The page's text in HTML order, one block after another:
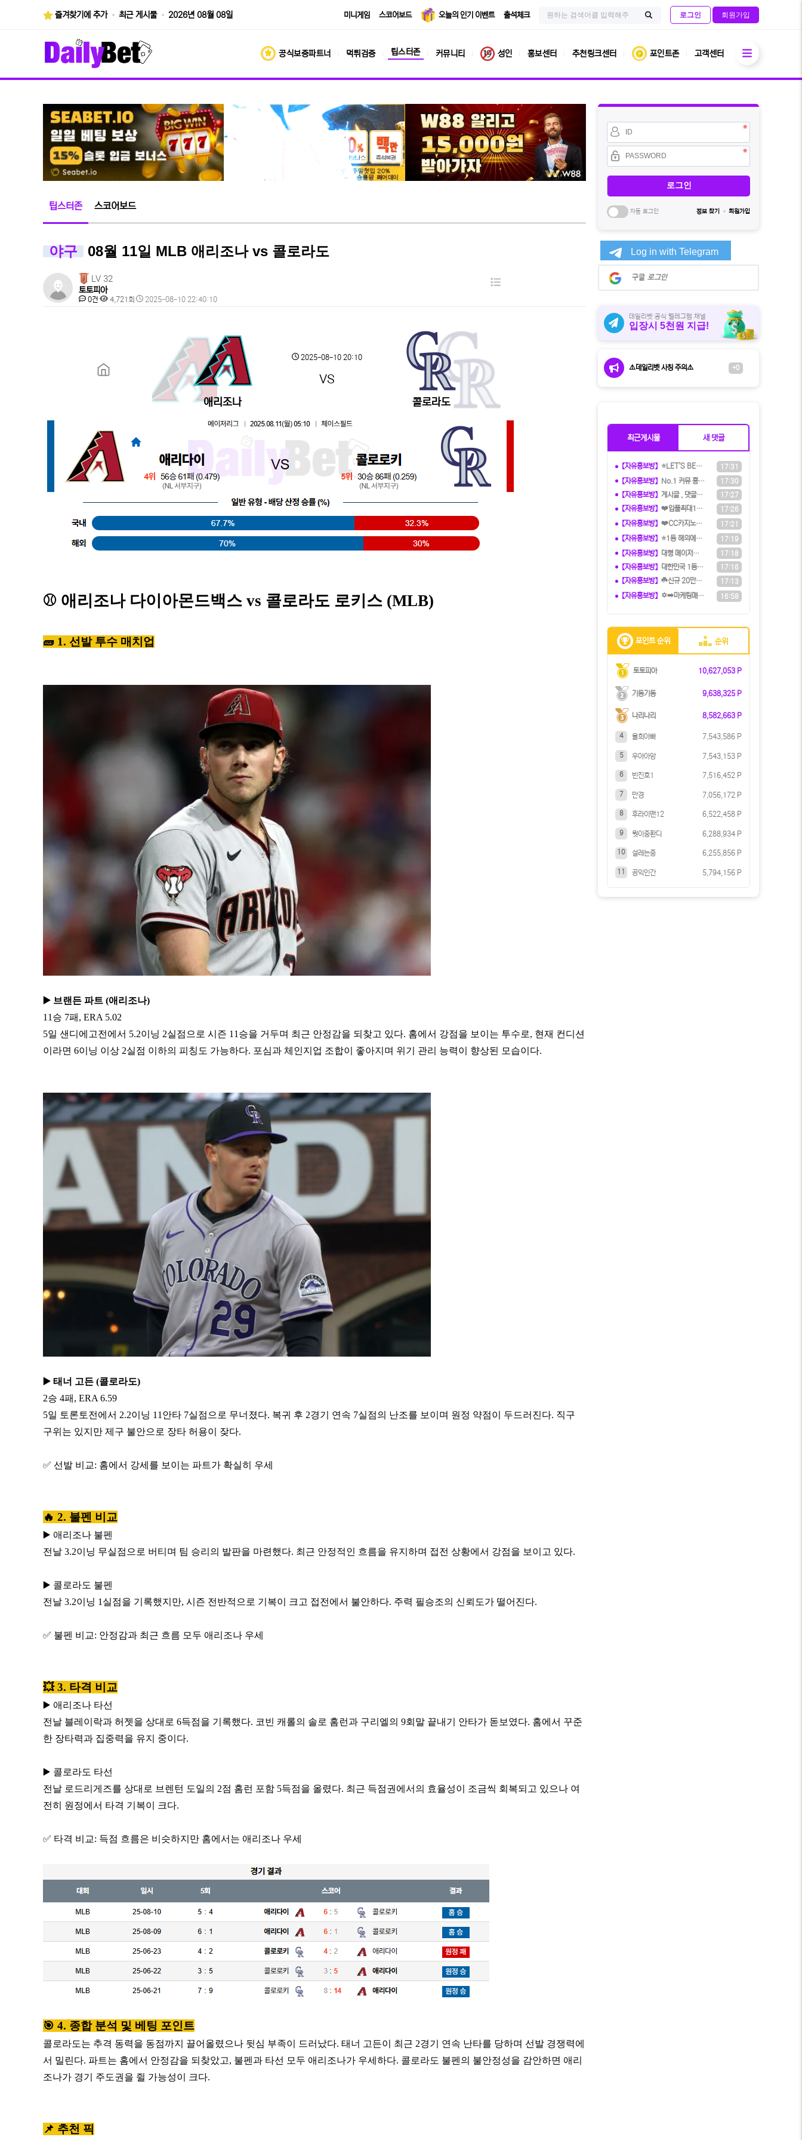
즐겨찾기에 추가 최근 게시물 2026년 08월 08일 미니게임 스코어보드 오늘의 인기 이벤트 출석체크
체
검
로그인 회원가입
공식보증파트너 먹튀검증 팁스터존 커뮤니티 성인 홍보센터 추천링크센터 포인트존 고객센터
회
원
아
이
디
필
비
밀
번
필
자동 로그인 정보 찾기 회원가입
셜
로
그
구글 로그인
데일리벳 공식 텔레그램 채널
입장시 5천원 지급!
⚠️데일리벳 사칭 주의⚠️ +0
최근게시물 새 댓글
【자유홍보방】 ⭐️LET'S BET 렛츠벳 - 테더 17:31
【자유홍보방】 ️️No.1 커뮤 홍보대행 프️로그램 17:30
【자유홍보방】 ️️게시글 , 댓글만 달아도 현금화가 17:27
【자유홍보방】 ❤️️입플최대100%❤️✨억대보증 C 17:26
【자유홍보방】 ❤️CC️카지노+주실장❤️이벤트 및 17:21
【자유홍보방】 ⭐️1등 해외에이전시⭐️『유로247』 17:19
【자유홍보방】 ️️대형 메이저계열사에서 TM직원 모 17:18
【자유홍보방】 ️대한민국️ 1등 토토 카지노 솔루션 17:16
【자유홍보방】 ☘️️신규 20만원 당첨쿠폰 수령하세 17:13
【자유홍보방】 ✡️➡️마케팅매니아⬅️✡️ 커뮤니티 16:58
포인트 순위 순위
토토피아 10,627,053 P
기동기동 9,638,325 P
나리나리 8,582,663 P
4 율희아빠 7,543,586 P
5 우아아앙 7,543,153 P
6 빈진호1 7,516,452 P
7 만경 7,056,172 P
8 후라이맨12 6,522,458 P
9 뭣이중환디 6,288,934 P
10 설레는중 6,255,856 P
11 공익인간 5,794,156 P
팁스터존 스코어보드
야구 08월 11일 MLB 애리조나 vs 콜로라도
페
이
지
LV 32
토토피아
댓
글
0건 조
회
4,721회 작
성
2025-08-10 22:40:10
애리조나
2025-08-10 20:10
VS
콜로라도
⚾️ 애리조나 다이아몬드백스 vs 콜로라도 로키스 (MLB)
🧱 1. 선발 투수 매치업
▶️ 브랜든 파트 (애리조나)
11승 7패, ERA 5.02
5일 샌디에고전에서 5.2이닝 2실점으로 시즌 11승을 거두며 최근 안정감을 되찾고 있다. 홈에서 강점을 보이는 투수로, 현재 컨디션
이라면 6이닝 이상 2실점 이하의 피칭도 가능하다. 포심과 체인지업 조합이 좋아지며 위기 관리 능력이 향상된 모습이다.
▶️ 태너 고든 (콜로라도)
2승 4패, ERA 6.59
5일 토론토전에서 2.2이닝 11안타 7실점으로 무너졌다. 복귀 후 2경기 연속 7실점의 난조를 보이며 원정 약점이 두드러진다. 직구
구위는 있지만 제구 불안으로 장타 허용이 잦다.
✅ 선발 비교: 홈에서 강세를 보이는 파트가 확실히 우세
🔥 2. 불펜 비교
▶️ 애리조나 불펜
전날 3.2이닝 무실점으로 버티며 팀 승리의 발판을 마련했다. 최근 안정적인 흐름을 유지하며 접전 상황에서 강점을 보이고 있다.
▶️ 콜로라도 불펜
전날 3.2이닝 1실점을 기록했지만, 시즌 전반적으로 기복이 크고 접전에서 불안하다. 주력 필승조의 신뢰도가 떨어진다.
✅ 불펜 비교: 안정감과 최근 흐름 모두 애리조나 우세
💥 3. 타격 비교
▶️ 애리조나 타선
전날 블레이락과 허젯을 상대로 6득점을 기록했다. 코빈 캐롤의 솔로 홈런과 구리엘의 9회말 끝내기 안타가 돋보였다. 홈에서 꾸준
한 장타력과 집중력을 유지 중이다.
▶️ 콜로라도 타선
전날 로드리게즈를 상대로 브렌턴 도일의 2점 홈런 포함 5득점을 올렸다. 최근 득점권에서의 효율성이 조금씩 회복되고 있으나 여
전히 원정에서 타격 기복이 크다.
✅ 타격 비교: 득점 흐름은 비슷하지만 홈에서는 애리조나 우세
🎯 4. 종합 분석 및 베팅 포인트
콜로라도는 추격 동력을 동점까지 끌어올렸으나 뒷심 부족이 드러났다. 태너 고든이 최근 2경기 연속 난타를 당하며 선발 경쟁력에
서 밀린다. 파트는 홈에서 안정감을 되찾았고, 불펜과 타선 모두 애리조나가 우세하다. 콜로라도 불펜의 불안정성을 감안하면 애리
조나가 경기 주도권을 쥘 가능성이 크다.
📌 추천 픽